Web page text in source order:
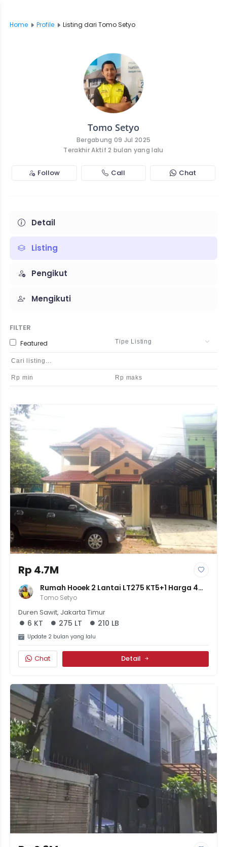
Home Profile Listing dari Tomo Setyo
FILTER
Featured
Rp 4.7M
Rumah Hooek 2 Lantai LT275 KT5+1 Harga 4M
700Jt Jakarta Timur Duren Sawit
Tomo Setyo
Duren Sawit, Jakarta Timur
6 KT 275 LT 210 LB
Update 2 bulan yang lalu
Chat Detail
Tomo Setyo
Bergabung 09 Jul 2025
Terakhir Aktif 2 bulan yang lalu
Follow Call Chat
Detail
Listing
Pengikut
Mengikuti